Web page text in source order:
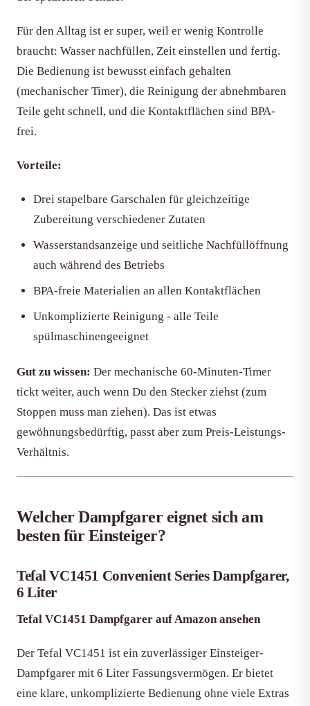
Für den Alltag ist er super, weil er wenig Kontrolle
braucht: Wasser nachfüllen, Zeit einstellen und fertig.
Die Bedienung ist bewusst einfach gehalten
(mechanischer Timer), die Reinigung der abnehmbaren
Teile geht schnell, und die Kontaktflächen sind BPA-
frei.
Vorteile:
Drei stapelbare Garschalen für gleichzeitige
Zubereitung verschiedener Zutaten
Wasserstandsanzeige und seitliche Nachfüllöffnung
auch während des Betriebs
BPA-freie Materialien an allen Kontaktflächen
Unkomplizierte Reinigung - alle Teile
spülmaschinengeeignet
Gut zu wissen: Der mechanische 60-Minuten-Timer
tickt weiter, auch wenn Du den Stecker ziehst (zum
Stoppen muss man ziehen). Das ist etwas
gewöhnungsbedürftig, passt aber zum Preis-Leistungs-
Verhältnis.
Welcher Dampfgarer eignet sich am
besten für Einsteiger?
Tefal VC1451 Convenient Series Dampfgarer,
6 Liter
Tefal VC1451 Dampfgarer auf Amazon ansehen
Der Tefal VC1451 ist ein zuverlässiger Einsteiger-
Dampfgarer mit 6 Liter Fassungsvermögen. Er bietet
eine klare, unkomplizierte Bedienung ohne viele Extras